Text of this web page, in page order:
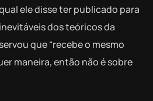
ele disse ter publicado para
​​dos teóricos da
que “recebe o mesmo
maneira, então não é sobre